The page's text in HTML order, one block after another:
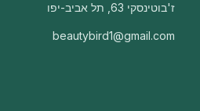
ז'בוטינסקי 63, תל אביב-יפו
beautybird1@gmail.com